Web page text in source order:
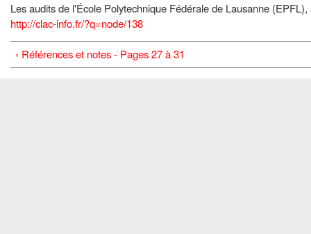
Les audits de l'École Polytechnique Fédérale de Lausanne
http://clac-info.fr/?q=node/138
‹ Références et notes - Pages 27 à 31